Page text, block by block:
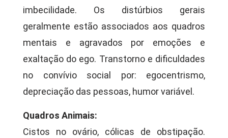
imbecilidade. Os distúrbios gerais
geralmente estão associados aos quadros
mentais e agravados por emoções e
exaltação do ego. Transtorno e dificuldades
no convívio social por: egocentrismo,
depreciação das pessoas, humor variável.
Quadros Animais:
Cistos no ovário, cólicas de obstipação.